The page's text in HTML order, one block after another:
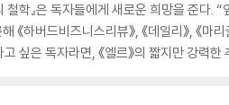
철학』은 독자들에게 새로운 희망을 준
《하버드비즈니스리뷰》, 《데일리》,
싶은 독자라면, 《엘르》의 짧지만 강력